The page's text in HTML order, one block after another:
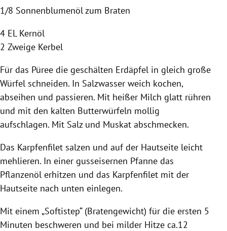
1/8 Sonnenblumenöl zum Braten
4 EL Kernöl
2 Zweige Kerbel
Für das Püree die geschälten Erdäpfel in gleich große
Würfel schneiden. In Salzwasser weich kochen,
abseihen und passieren. Mit heißer Milch glatt rühren
und mit den kalten Butterwürfeln mollig
aufschlagen. Mit Salz und Muskat abschmecken.
Das Karpfenfilet salzen und auf der Hautseite leicht
mehlieren. In einer gusseisernen Pfanne das
Pflanzenöl erhitzen und das Karpfenfilet mit der
Hautseite nach unten einlegen.
Mit einem „Softistep“ (Bratengewicht) für die ersten 5
Minuten beschweren und bei milder Hitze ca.12